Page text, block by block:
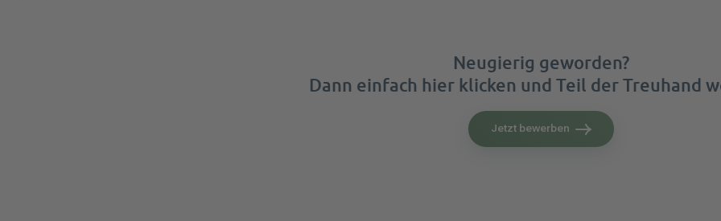
Neugierig geworden?
Dann einfach hier klicken und Teil der Treuhand
Jetzt bewerben